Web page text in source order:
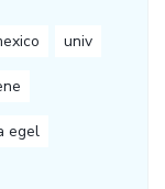
univ
egel